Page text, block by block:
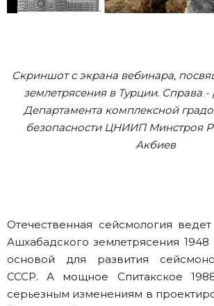
Скриншот с экрана вебинара,
землетрясения в Турции. Справа -
Департамента комплексной
безопасности ЦНИИП Минстроя
Акбиев
Отечественная сейсмология
Ашхабадского землетрясения 1948
основой для развития
СССР. А мощное Спитакское
серьезным изменениям в